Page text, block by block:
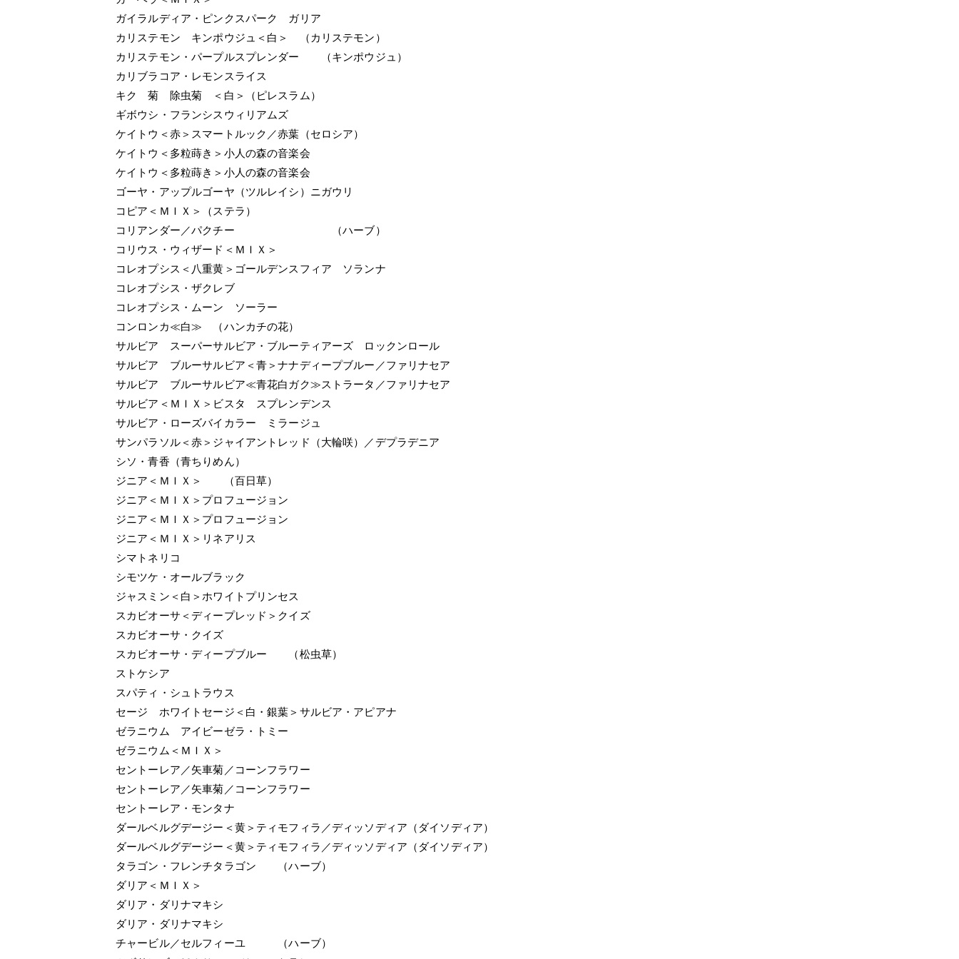
ガイラルディア・ピンクスパーク ガリア
カリステモン キンポウジュ＜白＞ （カリステモン）
カリステモン・パープルスプレンダー （キンポウジュ）
カリブラコア・レモンスライス
キク 菊 除虫菊 ＜白＞（ピレスラム）
ギボウシ・フランシスウィリアムズ
ケイトウ＜赤＞スマートルック／赤葉（セロシア）
ケイトウ＜多粒蒔き＞小人の森の音楽会
ケイトウ＜多粒蒔き＞小人の森の音楽会
ゴーヤ・アップルゴーヤ（ツルレイシ）ニガウリ
コピア＜ＭＩＸ＞（ステラ）
コリアンダー／パクチー （ハーブ）
コリウス・ウィザード＜ＭＩＸ＞
コレオプシス＜八重黄＞ゴールデンスフィア ソランナ
コレオプシス・ザクレブ
コレオプシス・ムーン ソーラー
コンロンカ≪白≫ （ハンカチの花）
サルビア スーパーサルビア・ブルーティアーズ ロックンロール
サルビア ブルーサルビア＜青＞ナナディープブルー／ファリナセア
サルビア ブルーサルビア≪青花白ガク≫ストラータ／ファリナセア
サルビア＜ＭＩＸ＞ビスタ スプレンデンス
サルビア・ローズバイカラー ミラージュ
サンパラソル＜赤＞ジャイアントレッド（大輪咲）／デプラデニア
シソ・青香（青ちりめん）
ジニア＜ＭＩＸ＞ （百日草）
ジニア＜ＭＩＸ＞プロフュージョン
ジニア＜ＭＩＸ＞プロフュージョン
ジニア＜ＭＩＸ＞リネアリス
シマトネリコ
シモツケ・オールブラック
ジャスミン＜白＞ホワイトプリンセス
スカビオーサ＜ディープレッド＞クイズ
スカビオーサ・クイズ
スカビオーサ・ディープブルー （松虫草）
ストケシア
スパティ・シュトラウス
セージ ホワイトセージ＜白・銀葉＞サルビア・アピアナ
ゼラニウム アイビーゼラ・トミー
ゼラニウム＜ＭＩＸ＞
セントーレア／矢車菊／コーンフラワー
セントーレア／矢車菊／コーンフラワー
セントーレア・モンタナ
ダールベルグデージー＜黄＞ティモフィラ／ディッソディア（ダイソディア）
ダールベルグデージー＜黄＞ティモフィラ／ディッソディア（ダイソディア）
タラゴン・フレンチタラゴン （ハーブ）
ダリア＜ＭＩＸ＞
ダリア・ダリナマキシ
ダリア・ダリナマキシ
チャービル／セルフィーユ （ハーブ）